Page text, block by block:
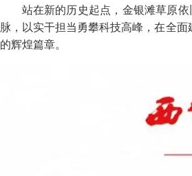
站在新的历史起点，金银滩草原
脉，以实干担当勇攀科技高峰，在全
的辉煌篇章。